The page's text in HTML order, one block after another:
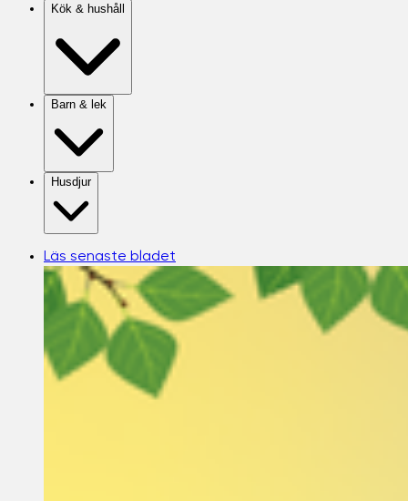
Kök & hushåll
Barn & lek
Husdjur
Läs senaste bladet